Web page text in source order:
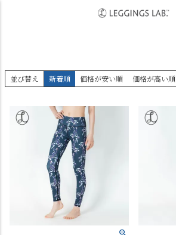
パープル系
並び替え 新着順 価格が安い順 価格が高い順